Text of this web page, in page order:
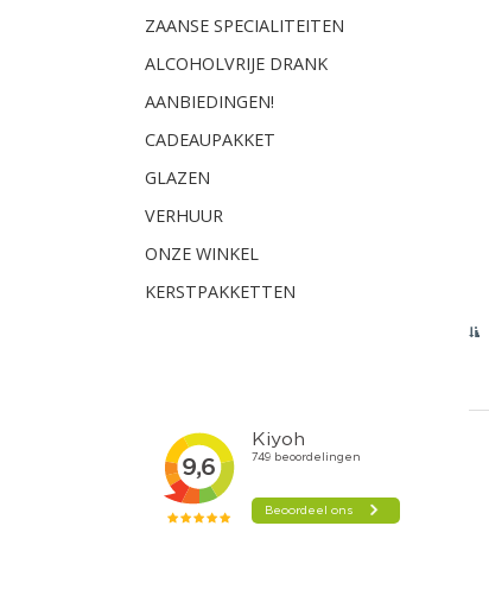
ZAANSE SPECIALITEITEN
ALCOHOLVRIJE DRANK
AANBIEDINGEN!
CADEAUPAKKET
GLAZEN
VERHUUR
ONZE WINKEL
KERSTPAKKETTEN